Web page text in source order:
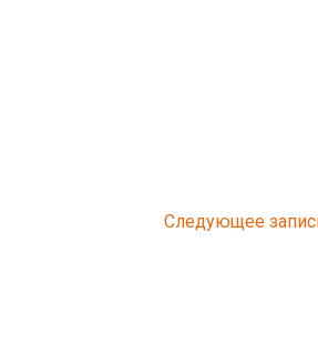
Следующее